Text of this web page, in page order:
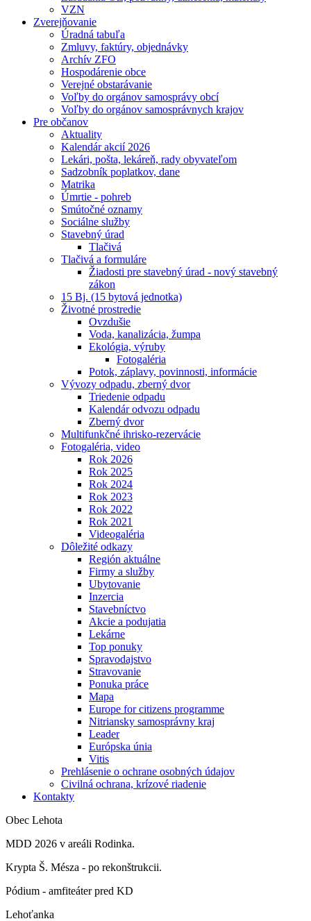
VZN
Zverejňovanie
Úradná tabuľa
Zmluvy, faktúry, objednávky
Archív ZFO
Hospodárenie obce
Verejné obstarávanie
Voľby do orgánov samosprávy obcí
Voľby do orgánov samosprávnych krajov
Pre občanov
Aktuality
Kalendár akcií 2026
Lekári, pošta, lekáreň, rady obyvateľom
Sadzobník poplatkov, dane
Matrika
Úmrtie - pohreb
Smútočné oznamy
Sociálne služby
Stavebný úrad
Tlačivá
Tlačivá a formuláre
Žiadosti pre stavebný úrad - nový stavebný
zákon
15 Bj. (15 bytová jednotka)
Životné prostredie
Ovzdušie
Voda, kanalizácia, žumpa
Ekológia, výruby
Fotogaléria
Potok, záplavy, povinnosti, informácie
Vývozy odpadu, zberný dvor
Triedenie odpadu
Kalendár odvozu odpadu
Zberný dvor
Multifunkčné ihrisko-rezervácie
Fotogaléria, video
Rok 2026
Rok 2025
Rok 2024
Rok 2023
Rok 2022
Rok 2021
Videogaléria
Dôležité odkazy
Región aktuálne
Firmy a služby
Ubytovanie
Inzercia
Stavebníctvo
Akcie a podujatia
Lekárne
Top ponuky
Spravodajstvo
Stravovanie
Ponuka práce
Mapa
Europe for citizens programme
Nitriansky samosprávny kraj
Leader
Európska únia
Vitis
Prehlásenie o ochrane osobných údajov
Civilná ochrana, krízové riadenie
Kontakty
Obec Lehota
MDD 2026 v areáli Rodinka.
Krypta Š. Mésza - po rekonštrukcii.
Pódium - amfiteáter pred KD
Lehoťanka